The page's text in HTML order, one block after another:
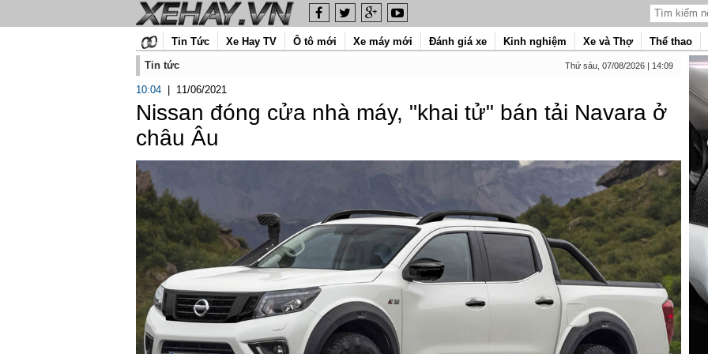
Tin Tức Xe Hay TV Ô tô mới Xe máy mới Đánh giá xe Kinh nghiệm Xe và Thợ Thể thao
Tin tức
Thứ sáu, 07/08/2026 | 14:09
10:04 11/06/2021
Nissan đóng cửa nhà máy, "khai tử" bán tải Navara ở
châu Âu